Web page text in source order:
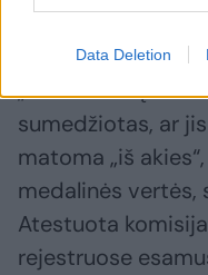
Data Deletion
auksu.
„Pirmiausiai
sumedžiotas, ar
matoma „iš
medalinės vertės,
Atestuota
rejestruose